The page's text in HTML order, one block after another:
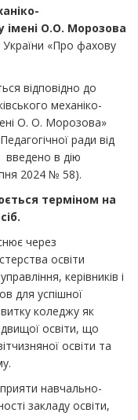
імені О.О. Морозова
України «Про фахову
відповідно до
механіко-
О. О. Морозова»
ради від
в дію
2024 № 58).
терміном на
через
освіти
керівників і
для успішної
коледжу як
освіти, що
освіти та
навчально-
закладу освіти,